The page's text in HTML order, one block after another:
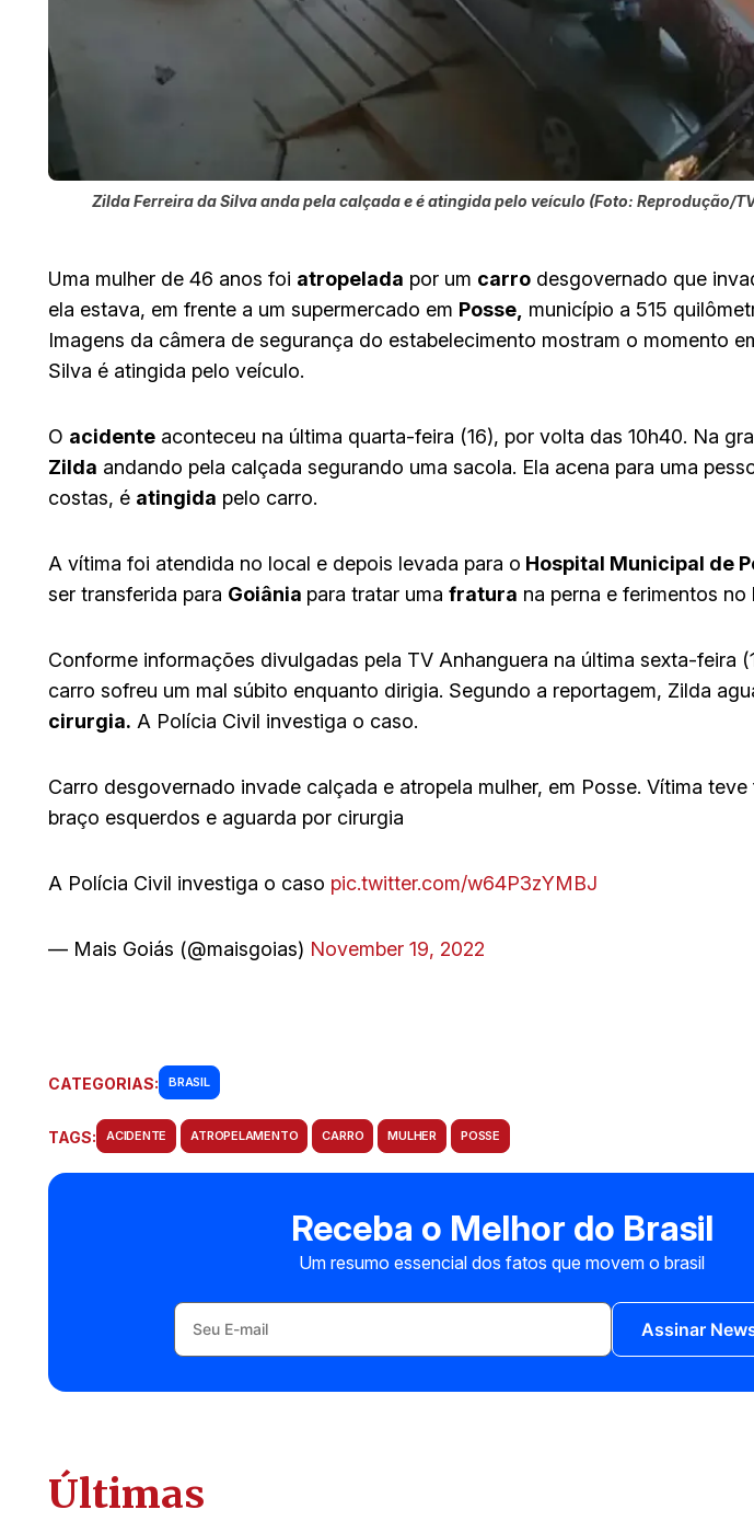
Zilda Ferreira da Silva anda pela calçada e é atingida pelo veículo (Foto: Reprodução/
Uma mulher de 46 anos foi atropelada por um carro desgovernado que
ela estava, em frente a um supermercado em Posse, município a 515
Imagens da câmera de segurança do estabelecimento mostram o momento
Silva é atingida pelo veículo.
O acidente aconteceu na última quarta-feira (16), por volta das 10h40. Na
Zilda andando pela calçada segurando uma sacola. Ela acena para uma
costas, é atingida pelo carro.
A vítima foi atendida no local e depois levada para o Hospital Municipal de
ser transferida para Goiânia para tratar uma fratura na perna e ferimentos
Conforme informações divulgadas pela TV Anhanguera na última sexta-feira
carro sofreu um mal súbito enquanto dirigia. Segundo a reportagem, Zilda
cirurgia. A Polícia Civil investiga o caso.
Carro desgovernado invade calçada e atropela mulher, em Posse. Vítima
braço esquerdos e aguarda por cirurgia
A Polícia Civil investiga o caso pic.twitter.com/w64P3zYMBJ
— Mais Goiás (@maisgoias) November 19, 2022
CATEGORIAS: BRASIL
TAGS: ACIDENTE ATROPELAMENTO CARRO MULHER POSSE
Receba o Melhor do Brasil
Um resumo essencial dos fatos que movem o brasil
Assinar
Últimas